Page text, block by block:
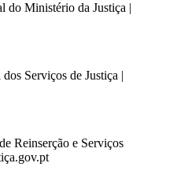
do Ministério da Justiça |
Serviços de Justiça |
Reinserção e Serviços